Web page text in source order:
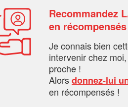
Recommandez
en récompensés
Je connais bien
intervenir chez
proche !
Alorsdonnez-lui
en récompensés !